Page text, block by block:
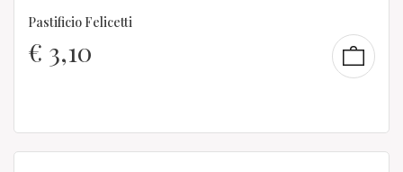
Pastificio Felicetti
€ 3,10